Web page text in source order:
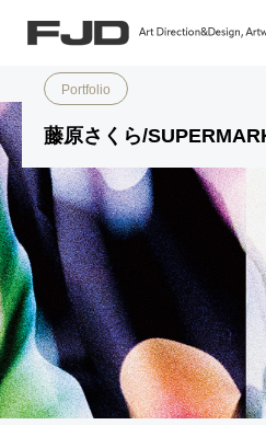
Portfolio Music 藤原さくら
Portfolio
藤原さくら/